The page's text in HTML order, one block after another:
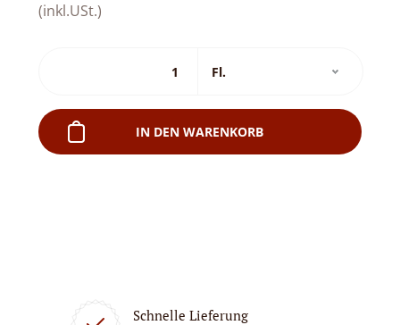
(inkl.USt.)
IN DEN WARENKORB
Schnelle Lieferung